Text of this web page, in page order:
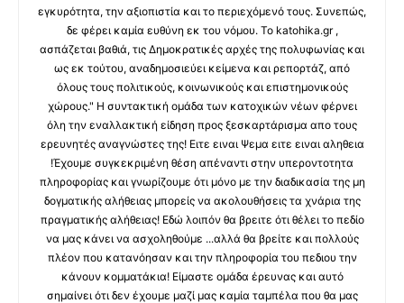
εγκυρότητα, την αξιοπιστία και το περιεχόμενό τους. Συνεπώς,
δε φέρει καμία ευθύνη εκ του νόμου. Το katohika.gr ,
ασπάζεται βαθιά, τις Δημοκρατικές αρχές της πολυφωνίας και
ως εκ τούτου, αναδημοσιεύει κείμενα και ρεπορτάζ, από
όλους τους πολιτικούς, κοινωνικούς και επιστημονικούς
χώρους." Η συντακτική ομάδα των κατοχικών νέων φέρνει
όλη την εναλλακτική είδηση προς ξεσκαρτάρισμα απο τους
ερευνητές αναγνώστες της! Ειτε ειναι Ψεμα ειτε ειναι αληθεια
!Έχουμε συγκεκριμένη θέση απέναντι στην υπεροντοτητα
πληροφορίας και γνωρίζουμε ότι μόνο με την διαδικασία της μη
δογματικής αλήθειας μπορείς να ακολουθήσεις τα χνάρια της
πραγματικής αλήθειας! Εδώ λοιπόν θα βρειτε ότι θέλει το πεδίο
να μας κάνει να ασχοληθούμε ...αλλά θα βρείτε και πολλούς
πλέον που κατανόησαν και την πληροφορία του πεδιου την
κάνουν κομματάκια! Είμαστε ομάδα έρευνας και αυτό
σημαίνει ότι δεν έχουμε μαζί μας καμία ταμπέλα που θα μας